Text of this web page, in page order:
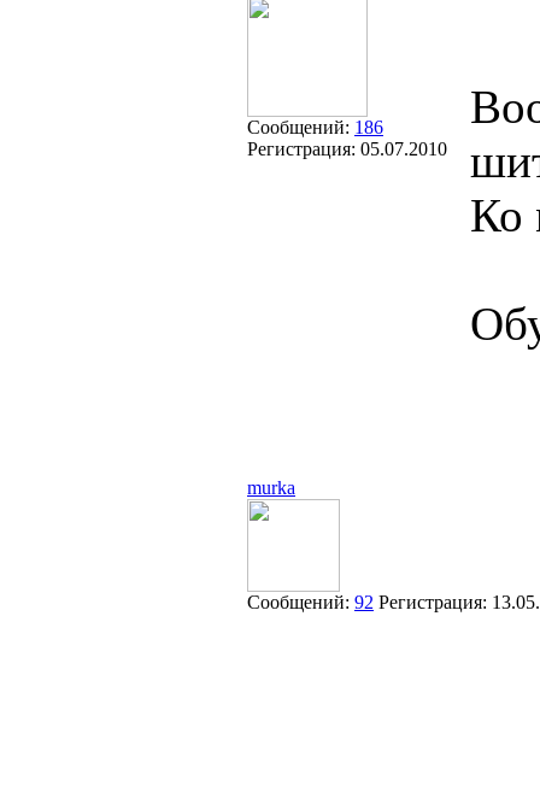
Сообщений: 186
Регистрация: 05.07.2010
Ко
murka
Сообщений: 92 Регистрация: